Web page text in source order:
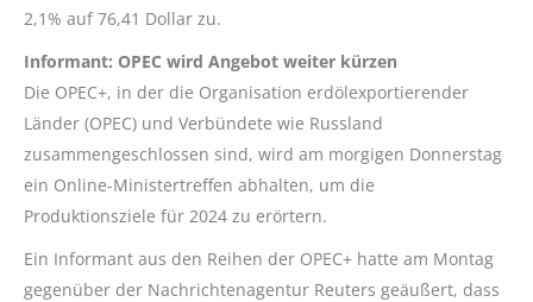
2,1% auf 76,41 Dollar zu.
Informant: OPEC wird Angebot weiter kürzen
Die OPEC+, in der die Organisation erdölexportierender
Länder (OPEC) und Verbündete wie Russland
zusammengeschlossen sind, wird am morgigen Donnerstag
ein Online-Ministertreffen abhalten, um die
Produktionsziele für 2024 zu erörtern.
Ein Informant aus den Reihen der OPEC+ hatte am Montag
gegenüber der Nachrichtenagentur Reuters geäußert, dass